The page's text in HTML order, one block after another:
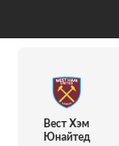
Вест Хэм
Юнайтед